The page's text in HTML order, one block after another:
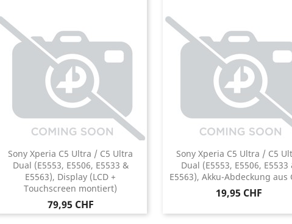
Sony Xperia C5 Ultra / C5 Ultra
Dual (E5553, E5506, E5533 &
E5563), Display (LCD +
Touchscreen montiert)
Preis
79,95 CHF
Sony Xperia C5 Ultra / C5
Dual (E5553, E5506, E5533
E5563), Akku-Abdeckung aus
Preis
19,95 CHF